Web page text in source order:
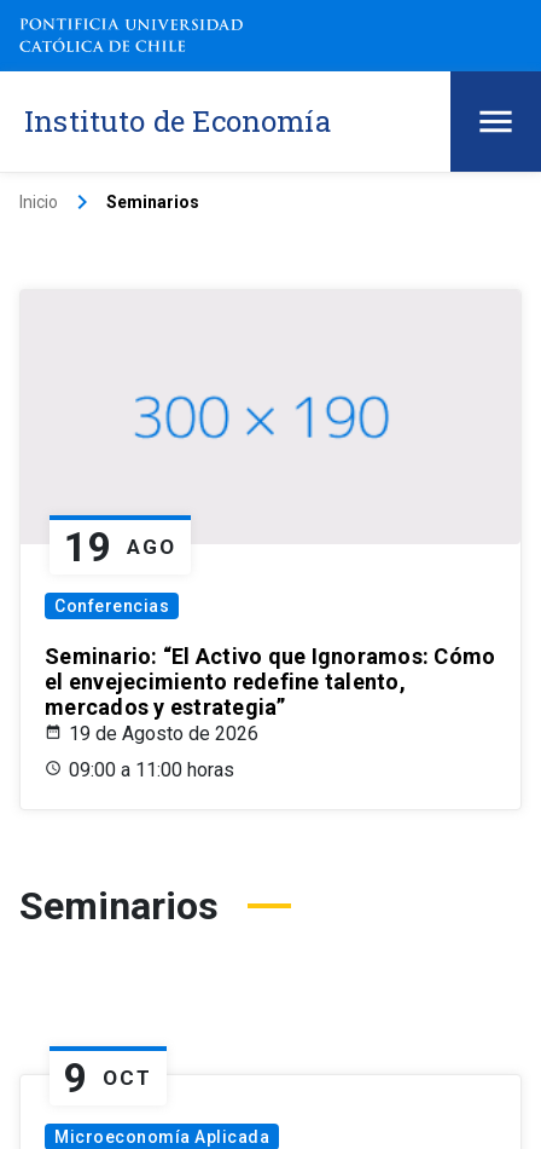
Instituto de Economía
Inicio keyboard_arrow_right Seminarios
19 AGO
Conferencias
Seminario: “El Activo que Ignoramos: Cómo
el envejecimiento redefine talento,
mercados y estrategia”
19 de Agosto de 2026
09:00 a 11:00 horas
Seminarios
9 OCT
Microeconomía Aplicada